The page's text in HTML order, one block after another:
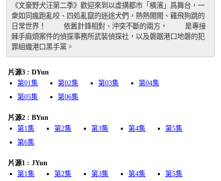
《文豪野犬汪第二季》歡迎來到以虛搆都市「橫濱」爲舞台，一
衆如同瘋跑亂咬、四処亂竄的迷途犬們，熱熱閙閙、雞飛狗跳的
日常世界！ 　　依舊針鋒相對、沖突不斷的兩方， 　　是專接
棘手麻煩案件的偵探事務所武裝偵探社，以及磐踞港口地磐的犯
罪組織港口黑手黨。
片源3 : DYun
第01集
第02集 第03集
第04集
第05集
第06集
片源2 : BYun
第1集
第2集 第3集 第4集
第5集
第6集
片源1 : JYun
第1集
第2集 第3集 第4集
第5集